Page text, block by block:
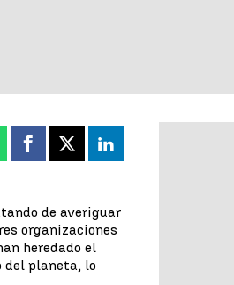
Facebook
X Linkedin
de averiguar
organizaciones
heredado el
del planeta, lo